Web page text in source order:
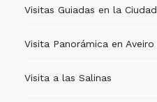
Visitas Guiadas en la Ciudad
Visita Panorámica en Aveiro
Visita a las Salinas